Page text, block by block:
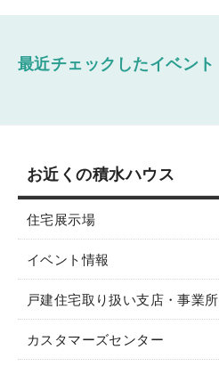
最近チェックしたイベント
お近くの積水ハウス
住宅展示場
イベント情報
戸建住宅取り扱い支店・事業所
カスタマーズセンター